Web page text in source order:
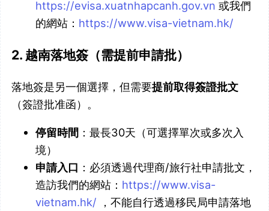
https://evisa.xuatnhapcanh.gov.vn 或我們
的網站： https://www.visa-vietnam.hk/
2. 越南落地簽（需提前申請批）
落地簽是另一個選擇，但需要提前取得簽證批文
（簽證批准函）。
停留時間 ：最長30天（可選擇單次或多次入
境）
申請入口 ：必須透過代理商/旅行社申請批文，
造訪我們的網站： https://www.visa-
vietnam.hk/ ，不能自行透過移民局申請落地